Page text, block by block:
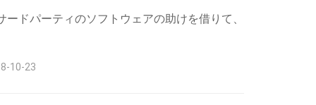
ドパーティのソフトウェアの助けを借りて、
10-23